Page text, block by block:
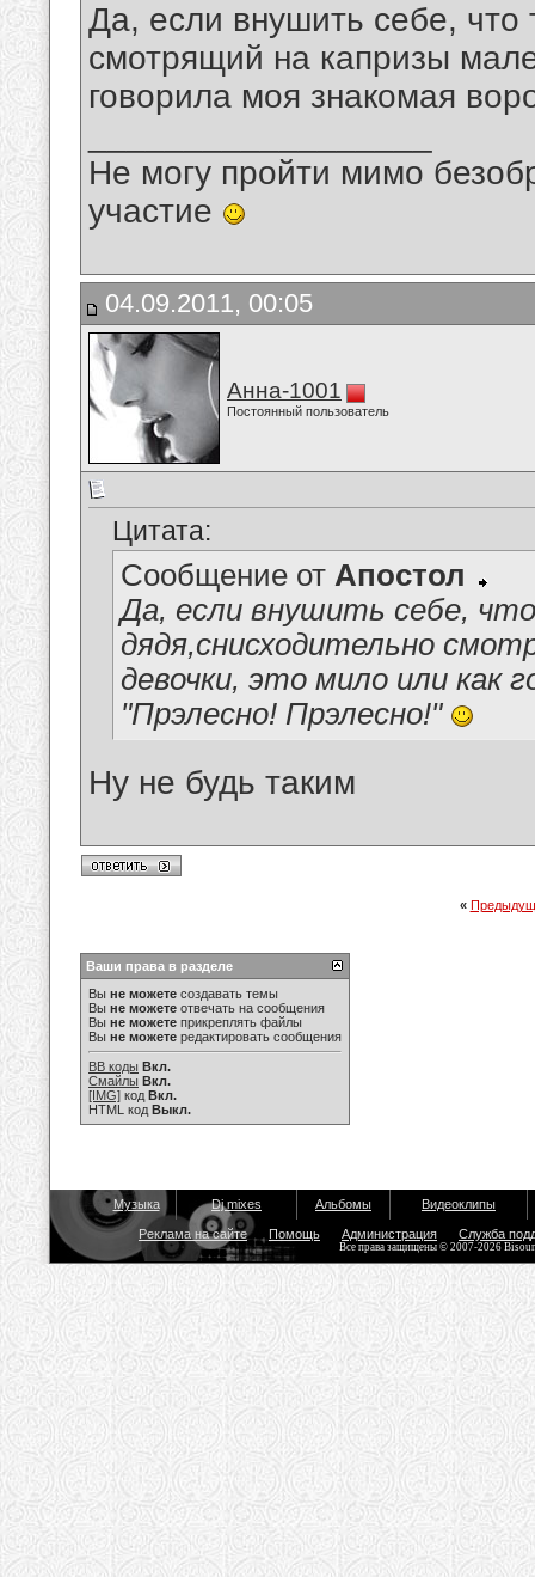
Да, если внушить себе,
смотрящий на капризы
говорила моя знакомая
Не могу пройти мимо
участие
04.09.2011, 00:05
Анна-1001
Постоянный пользователь
Цитата:
Сообщение от Апостол
Да, если внушить себе,
дядя,снисходительно
девочки, это мило или как
"Прэлесно! Прэлесно!"
Ну не будь таким
«
Ваши права в разделе
Вы не можете создавать темы
Вы не можете отвечать на сообщения
Вы не можете прикреплять файлы
Вы не можете редактировать сообщения
BB коды Вкл.
Смайлы Вкл.
[IMG] код Вкл.
HTML код Выкл.
Музыка Dj mixes Альбомы Видеоклипы
Реклама на сайте Помощь Администрация Служба
Все права защищены © 2007-2026